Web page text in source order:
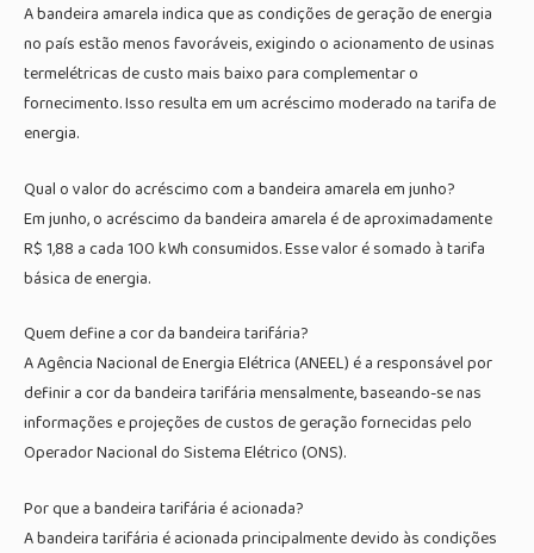
A bandeira amarela indica que as condições de geração de energia
no país estão menos favoráveis, exigindo o acionamento de usinas
termelétricas de custo mais baixo para complementar o
fornecimento. Isso resulta em um acréscimo moderado na tarifa de
energia.
Qual o valor do acréscimo com a bandeira amarela em junho?
Em junho, o acréscimo da bandeira amarela é de aproximadamente
R$ 1,88 a cada 100 kWh consumidos. Esse valor é somado à tarifa
básica de energia.
Quem define a cor da bandeira tarifária?
A Agência Nacional de Energia Elétrica (ANEEL) é a responsável por
definir a cor da bandeira tarifária mensalmente, baseando-se nas
informações e projeções de custos de geração fornecidas pelo
Operador Nacional do Sistema Elétrico (ONS).
Por que a bandeira tarifária é acionada?
A bandeira tarifária é acionada principalmente devido às condições